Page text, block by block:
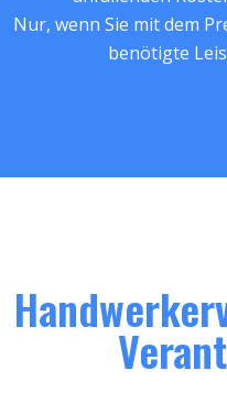
Nur, wenn Sie mit dem
benötigte